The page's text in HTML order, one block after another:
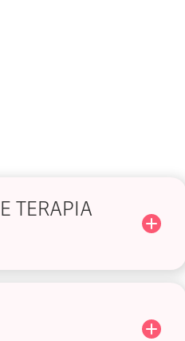
TERAPIA